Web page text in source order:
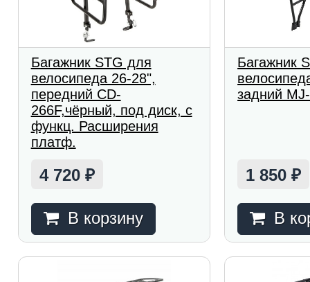
Багажник STG для
велосипеда 26-28",
передний CD-
266F,чёрный, под диск, с
функц. Расширения
платф.
4 720 ₽
В корзину
Багажник
задний
1 850₽
В